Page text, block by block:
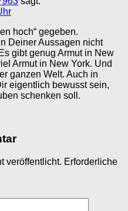
hoch“ gegeben.
Deiner Aussagen nicht
gibt genug Armut in New
Armut in New York. Und
ganzen Welt. Auch in
eigentlich bewusst sein,
schenken soll.
veröffentlicht. Erforderliche